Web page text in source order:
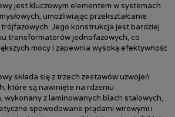
jest kluczowym elementem w systemach
umożliwiając przekształcanie
Jego konstrukcja jest bardziej
transformatorów jednofazowych, co
mocy i zapewnia wysoką efektywność
składa się z trzech zestawów uzwojeń
które są nawinięte na rdzeniu
wykonany z laminowanych blach stalowych,
spowodowane prądami wirowymi i